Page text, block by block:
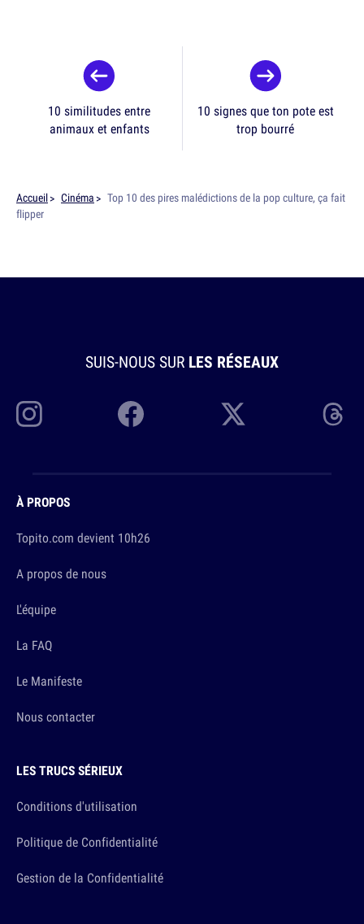
10 similitudes entre
animaux et enfants
10 signes que ton pote est
trop bourré
Accueil Cinéma
Top 10 des pires malédictions de la pop culture, ça fait
flipper
SUIS-NOUS SUR LES RÉSEAUX
À PROPOS
Topito.com devient 10h26
A propos de nous
L'équipe
La FAQ
Le Manifeste
Nous contacter
LES TRUCS SÉRIEUX
Conditions d'utilisation
Politique de Confidentialité
Gestion de la Confidentialité